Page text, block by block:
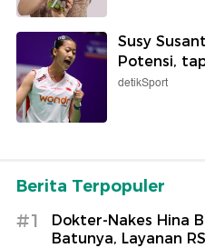
Susy
Potensi,
detikSport
Berita Terpopuler
#1
Dokter-Nakes Hina
Batunya, Layanan